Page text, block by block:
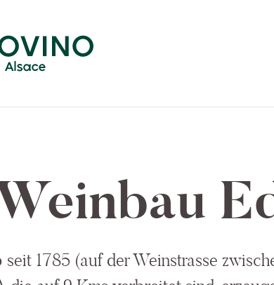
1785 (auf der Weinstrasse